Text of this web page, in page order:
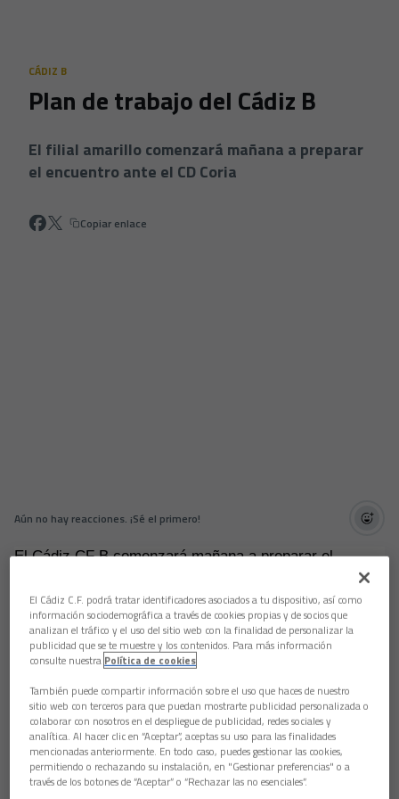
CÁDIZ B
Plan de trabajo del Cádiz B
El filial amarillo comenzará mañana a preparar
el encuentro ante el CD Coria
Copiar enlace
Aún no hay reacciones. ¡Sé el primero!
El Cádiz CF B comenzará mañana a preparar el
sábado a las 19 horas en el estadio municipal La Isla.
El filial amarillo entrenará durante toda la semana en
césped artificial y natural.
Lunes: descanso.
Martes a viernes: entrenamiento en la ciudad deportiva
a las 10.30 horas.
Sábado: 29ª jornada de liga: CD Coria - Cádiz CF B a
las 19:00 horas.
Domingo: entrenamiento en la ciudad deportiva a las
El Cádiz C.F. podrá tratar identificadores asociados a tu dispositivo, así como
información sociodemográfica a través de cookies propias y de socios que
analizan el tráfico y el uso del sitio web con la finalidad de personalizar la
publicidad que se te muestre y los contenidos. Para más información
consulte nuestra Política de cookies
También puede compartir información sobre el uso que haces de nuestro
sitio web con terceros para que puedan mostrarte publicidad personalizada o
colaborar con nosotros en el despliegue de publicidad, redes sociales y
analítica. Al hacer clic en “Aceptar”, aceptas su uso para las finalidades
mencionadas anteriormente. En todo caso, puedes gestionar las cookies,
permitiendo o rechazando su instalación, en "Gestionar preferencias" o a
través de los botones de “Aceptar” o “Rechazar las no esenciales”.